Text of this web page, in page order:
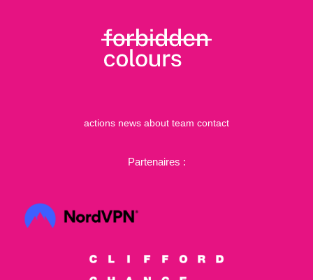
actions news about team contact
Partenaires :